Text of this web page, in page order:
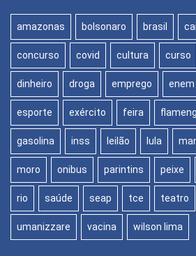
amazonas bolsonaro brasil
concurso covid cultura curso
dinheiro droga emprego enem
esporte exército feira
gasolina inss leilão lula
moro onibus parintins peixe
rio saúde seap tce teatro
umanizzare vacina wilson lima